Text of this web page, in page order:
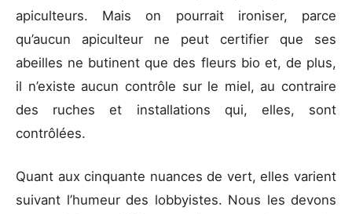
apiculteurs. Mais on pourrait ironiser, parce
qu’aucun apiculteur ne peut certifier que ses
abeilles ne butinent que des fleurs bio et, de plus,
il n’existe aucun contrôle sur le miel, au contraire
des ruches et installations qui, elles, sont
contrôlées.
Quant aux cinquante nuances de vert, elles varient
suivant l’humeur des lobbyistes. Nous les devons